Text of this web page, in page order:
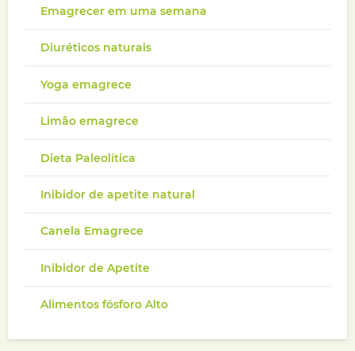
Emagrecer em uma semana
Diuréticos naturais
Yoga emagrece
Limão emagrece
Dieta Paleolítica
Inibidor de apetite natural
Canela Emagrece
Inibidor de Apetite
Alimentos fósforo Alto